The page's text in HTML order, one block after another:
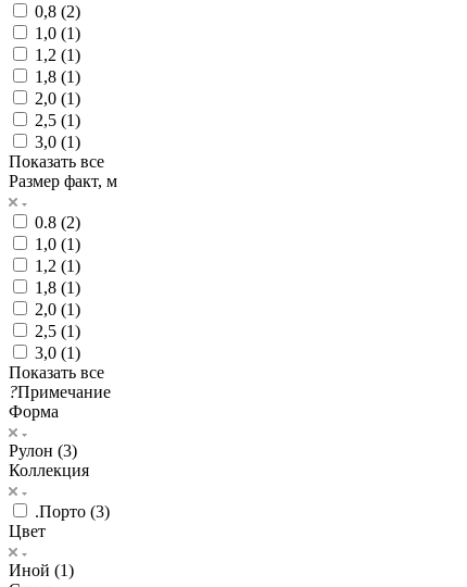
0,8 (2)
1,0 (1)
1,2 (1)
1,8 (1)
2,0 (1)
2,5 (1)
3,0 (1)
Показать все
Размер факт, м
0.8 (2)
1,0 (1)
1,2 (1)
1,8 (1)
2,0 (1)
2,5 (1)
3,0 (1)
Показать все
?Примечание
Форма
Рулон (3)
Коллекция
.Порто (3)
Цвет
Иной (1)